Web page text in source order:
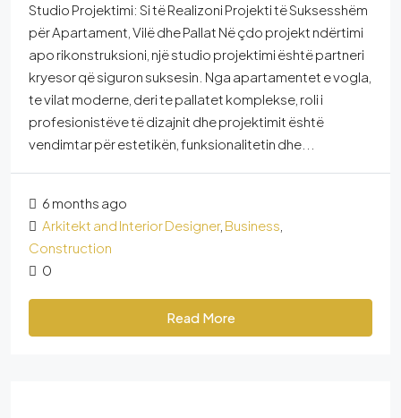
Studio Projektimi: Si të Realizoni Projekti të Suksesshëm
për Apartament, Vilë dhe Pallat Në çdo projekt ndërtimi
apo rikonstruksioni, një studio projektimi është partneri
kryesor që siguron suksesin. Nga apartamentet e vogla,
te vilat moderne, deri te pallatet komplekse, roli i
profesionistëve të dizajnit dhe projektimit është
vendimtar për estetikën, funksionalitetin dhe...
6 months ago
Arkitekt and Interior Designer, Business
Construction
0
Read More